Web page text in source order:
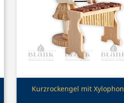
Vorschau
Kurzrockengel mit Xylophon